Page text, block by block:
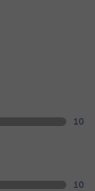
10
10